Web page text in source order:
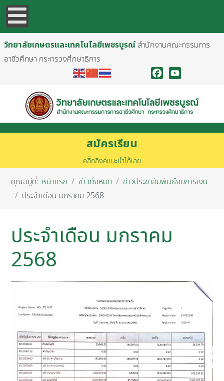
วิทยาลัยเกษตรและเทคโนโลยีเพชรบูรณ์ สำนักงานคณะกรรมการ
อาชีวศึกษา กระทรวงศึกษาธิการ
สมัครเรียน
คลื๊กลิงค์แนะนำได้เลย
คุณอยู่ที่: หน้าแรก ข่าวทั้งหมด
ข่าวประชาสัมพันธ์งบการเงิน
ประจำเดือน มกราคม 2568
ประจำเดือน มกราคม
2568